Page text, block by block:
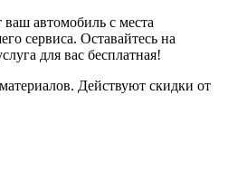
ваш автомобиль с места
сервиса. Оставайтесь на
для вас бесплатная!
Действуют скидки от